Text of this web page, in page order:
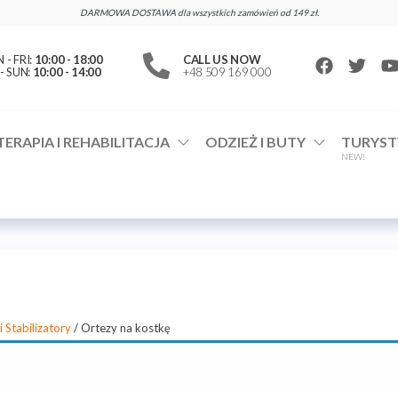
DARMOWA DOSTAWA dla wszystkich zamówień od 149 zł.
- FRI: 10:00 - 18:00
SUN: 10:00 - 14:00
CALL US NOW
+48 509 169 000
I REHABILITACJA ODZIEŻ I BUTY
NEW!
Stabilizatory/ Ortezy na kostkę